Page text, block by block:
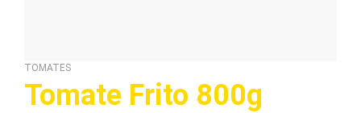
TOMATES
Tomate Frito 800g